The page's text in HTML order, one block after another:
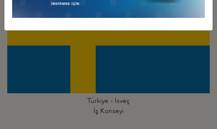
Türkiye - İsveç
İş Konseyi